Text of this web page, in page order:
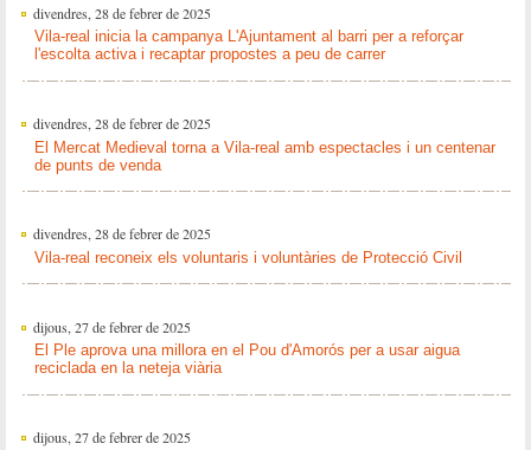
divendres, 28 de febrer de 2025
Vila-real inicia la campanya L'Ajuntament al barri per a reforçar
l'escolta activa i recaptar propostes a peu de carrer
divendres, 28 de febrer de 2025
El Mercat Medieval torna a Vila-real amb espectacles i un centenar
de punts de venda
divendres, 28 de febrer de 2025
Vila-real reconeix els voluntaris i voluntàries de Protecció Civil
dijous, 27 de febrer de 2025
El Ple aprova una millora en el Pou d'Amorós per a usar aigua
reciclada en la neteja viària
dijous, 27 de febrer de 2025